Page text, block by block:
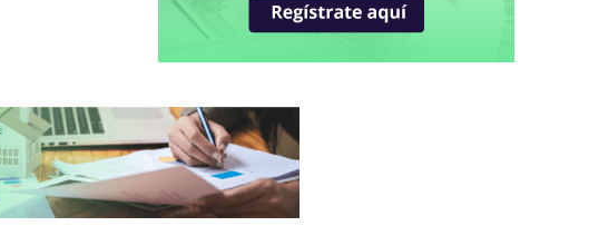
Blum USA 500
Blum Capital Global